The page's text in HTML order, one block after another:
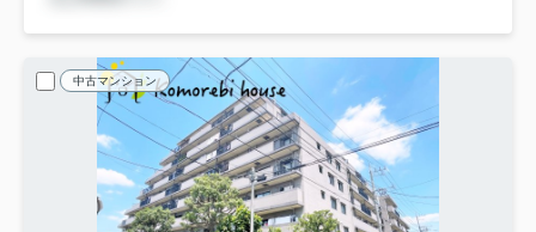
中古マンション